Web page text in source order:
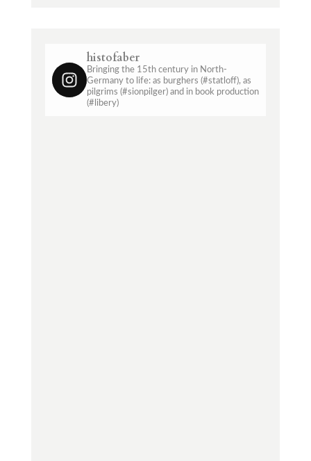
histofaber
Bringing the 15th century in North-
Germany to life: as burghers (#statloff), as
pilgrims (#sionpilger) and in book production
(#libery)